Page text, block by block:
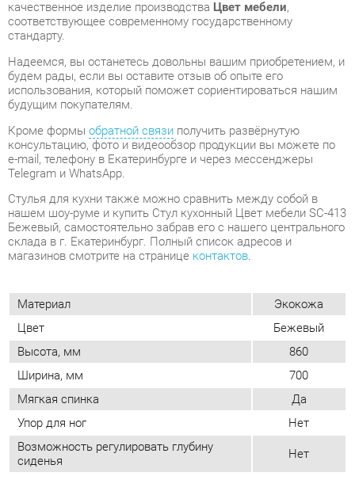
Кроме формыобратной связи получить развёрнутую
консультацию, фото и видеообзор продукции вы можете по
e-mail, телефону в Екатеринбурге и через мессенджеры
Telegram и WhatsApp.
Стулья для кухни также можно сравнить между собой в
нашем шоу-руме и купить Стул кухонный Цвет мебели SC-413
Бежевый, самостоятельно забрав его с нашего центрального
склада в г. Екатеринбург. Полный список адресов и
магазинов смотрите на страницеконтактов.
Материал
Цвет
Бежевый
Высота, мм
860
Ширина, мм
Упор для ног
Нет
Возможность регулировать глубину
сиденья
Нет
Стиль
Современный
Мягкое сиденье
Да
Съемный чехол
Нет
Возможность регулировать высоту
сиденья
Да